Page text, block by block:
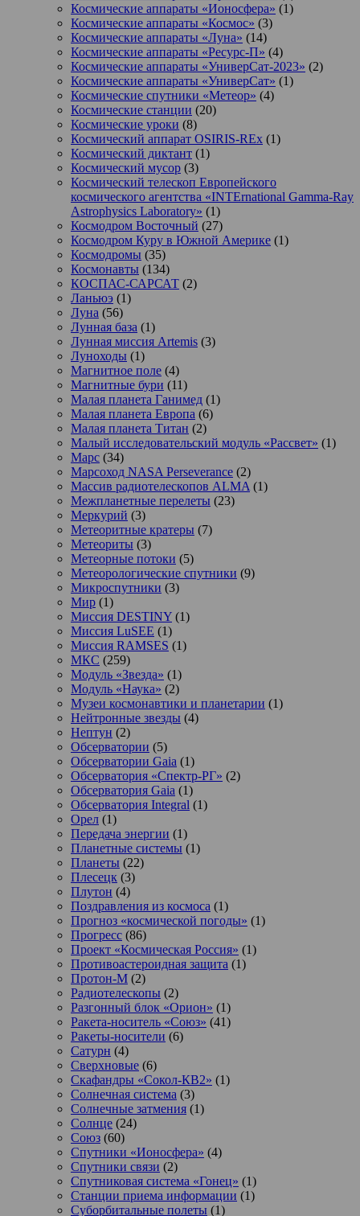
Космические аппараты «Ионосфера» (1)
Космические аппараты «Космос» (3)
Космические аппараты «Луна» (14)
Космические аппараты «Ресурс-П» (4)
Космические аппараты «УниверСат-2023» (2)
Космические аппараты «УниверСат» (1)
Космические спутники «Метеор» (4)
Космические станции (20)
Космические уроки (8)
Космический аппарат OSIRIS-REx (1)
Космический диктант (1)
Космический мусор (3)
Космический телескоп Европейского
космического агентства «INTErnational Gamma-Ray
Astrophysics Laboratory» (1)
Космодром Восточный (27)
Космодром Куру в Южной Америке (1)
Космодромы (35)
Космонавты (134)
КОСПАС-САРСАТ (2)
Ланьюэ (1)
Луна (56)
Лунная база (1)
Лунная миссия Artemis (3)
Луноходы (1)
Магнитное поле (4)
Магнитные бури (11)
Малая планета Ганимед (1)
Малая планета Европа (6)
Малая планета Титан (2)
Малый исследовательский модуль «Рассвет» (1)
Марс (34)
Марсоход NASA Perseverance (2)
Массив радиотелескопов ALMA (1)
Межпланетные перелеты (23)
Меркурий (3)
Метеоритные кратеры (7)
Метеориты (3)
Метеорные потоки (5)
Метеорологические спутники (9)
Микроспутники (3)
Мир (1)
Миссия DESTINY (1)
Миссия LuSEE (1)
Миссия RAMSES (1)
МКС (259)
Модуль «Звезда» (1)
Модуль «Наука» (2)
Музеи космонавтики и планетарии (1)
Нейтронные звезды (4)
Нептун (2)
Обсерватории (5)
Обсерватории Gaia (1)
Обсерватория «Спектр-РГ» (2)
Обсерватория Gaia (1)
Обсерватория Integral (1)
Орел (1)
Передача энергии (1)
Планетные системы (1)
Планеты (22)
Плесецк (3)
Плутон (4)
Поздравления из космоса (1)
Прогноз «космической погоды» (1)
Прогресс (86)
Проект «Космическая Россия» (1)
Противоастероидная защита (1)
Протон-М (2)
Радиотелескопы (2)
Разгонный блок «Орион» (1)
Ракета-носитель «Союз» (41)
Ракеты-носители (6)
Сатурн (4)
Сверхновые (6)
Скафандры «Сокол-КВ2» (1)
Солнечная система (3)
Солнечные затмения (1)
Солнце (24)
Союз (60)
Спутники «Ионосфера» (4)
Спутники связи (2)
Спутниковая система «Гонец» (1)
Станции приема информации (1)
Суборбитальные полеты (1)